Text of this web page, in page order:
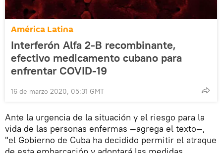
América Latina
Interferón Alfa 2-B recombinante,
efectivo medicamento cubano para
enfrentar COVID-19
16 de marzo 2020, 05:31 GMT
Ante la urgencia de la situación y el riesgo para la
vida de las personas enfermas —agrega el texto—,
"el Gobierno de Cuba ha decidido permitir el atraque